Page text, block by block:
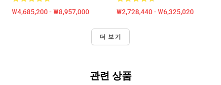
₩4,685,200 - ₩8,957,000 ₩2,728,440 - ₩6,325,020
더 보기
관련 상품